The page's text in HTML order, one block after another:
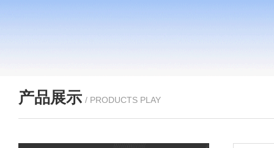
产品展示 / PRODUCTS PLAY